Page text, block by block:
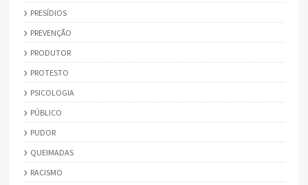
PRESÍDIOS
PREVENÇÃO
PRODUTOR
PROTESTO
PSICOLOGIA
PÚBLICO
PUDOR
QUEIMADAS
RACISMO